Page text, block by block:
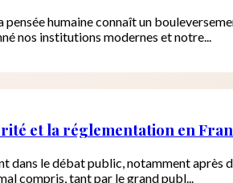
humaine connaît un
nos institutions modernes et notre...
et la réglementation en
le débat public, notamment
compris, tant par le grand publ...